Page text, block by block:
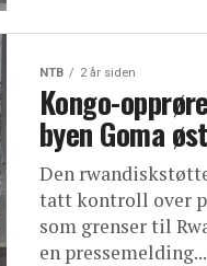
NTB 2 år siden
Kongo-
byen Goma
Den
tatt kontroll over
som grenser til
en pressemelding...